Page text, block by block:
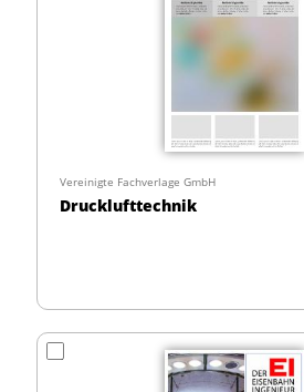
Vereinigte Fachverlage GmbH
Drucklufttechnik